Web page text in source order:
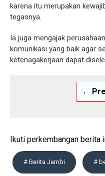
karena itu merupakan
tegasnya.
Ia juga mengajak
komunikasi yang baik agar
ketenagakerjaan dapat
←
Ikuti perkembangan berita
# Berita Jambi #